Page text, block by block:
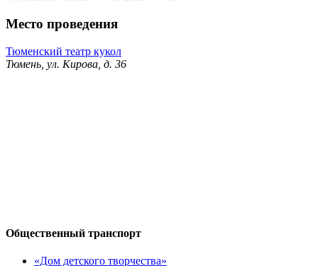
Место проведения
Тюменский театр кукол
Тюмень, ул. Кирова, д. 36
Общественный транспорт
«Дом детского творчества»